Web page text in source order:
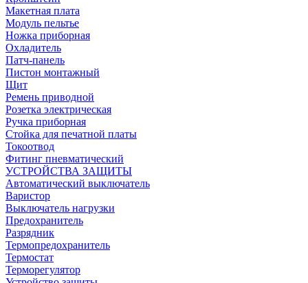
Макетная плата
Модуль пельтье
Ножка приборная
Охладитель
Патч-панель
Пистон монтажный
Щит
Ремень приводной
Розетка электрическая
Ручка приборная
Стойка для печатной платы
Токоотвод
Фитинг пневматический
УСТРОЙСТВА ЗАЩИТЫ
Автоматический выключатель
Варистор
Выключатель нагрузки
Предохранитель
Разрядник
Термопредохранитель
Термостат
Терморегулятор